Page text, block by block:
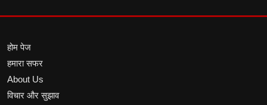
होम पेज
हमारा सफर
About Us
विचार और सुझाव